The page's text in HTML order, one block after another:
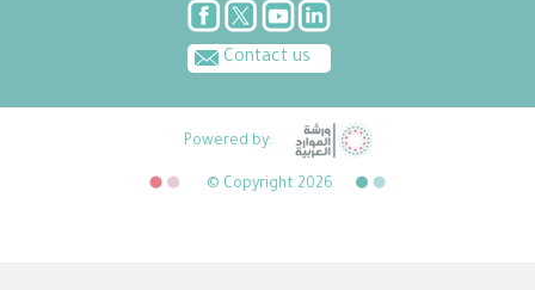
Contact us
Powered by:
© Copyright 2026